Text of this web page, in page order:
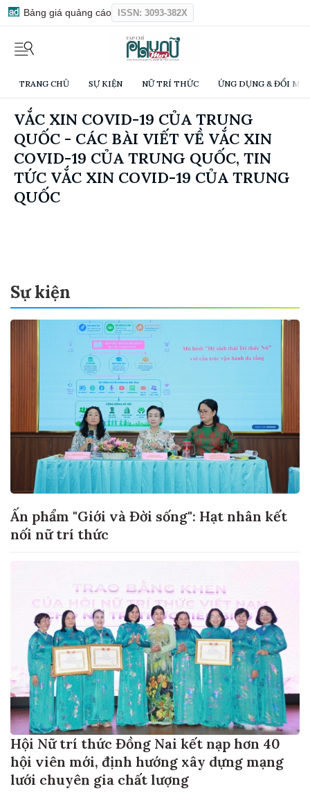
Bảng giá quảng cáo ISSN: 3093-382X
TRANG CHỦ SỰ KIỆN NỮ TRÍ THỨC ỨNG DỤNG & ĐỔI
VẮC XIN COVID-19 CỦA TRUNG
QUỐC - CÁC BÀI VIẾT VỀ VẮC XIN
COVID-19 CỦA TRUNG QUỐC, TIN
TỨC VẮC XIN COVID-19 CỦA TRUNG
QUỐC
Sự kiện
Ấn phẩm "Giới và Đời sống": Hạt nhân kết
nối nữ trí thức
Hội Nữ trí thức Đồng Nai kết nạp hơn 40
hội viên mới, định hướng xây dựng mạng
lưới chuyên gia chất lượng